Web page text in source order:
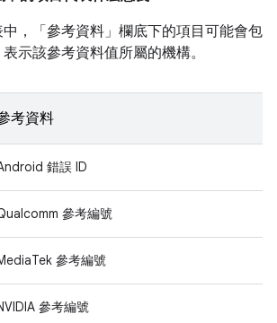
，「參考資料」 欄底下的項目可能會包
示該參考資料值所屬的機構。
考資料
錯誤 ID
參考編號
參考編號
參考編號